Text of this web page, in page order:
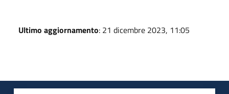
Ultimo aggiornamento: 21 dicembre 2023, 11:05